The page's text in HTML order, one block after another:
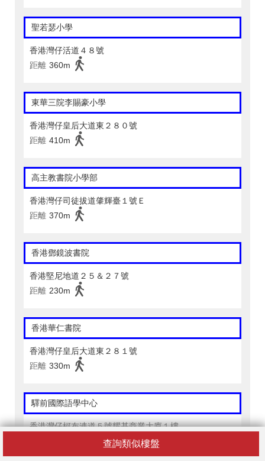
查詢類似樓盤
聖若瑟小學
香港灣仔活道４８號
距離 360m
東華三院李賜豪小學
香港灣仔皇后大道東２８０號
距離 410m
高主教書院小學部
香港灣仔司徒拔道肇輝臺１號Ｅ
距離 370m
香港鄧鏡波書院
香港堅尼地道２５＆２７號
距離 230m
香港華仁書院
香港灣仔皇后大道東２８１號
距離 330m
驛前國際語學中心
香港灣仔柯布連道５號耀基商業大廈１樓